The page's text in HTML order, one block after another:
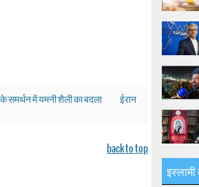
समर्थन में यमनी शैली का बदला ईरान
back to top